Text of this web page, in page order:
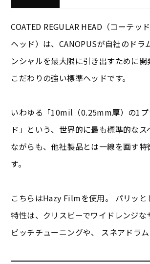
COATED REGULAR HEAD（コーテッ
ヘッド）は、CANOPUSが自社のドラ
ンシャルを最大限に引き出すために
こだわりの強い標準ヘッドです。
いわゆる「10mil（0.25mm厚）の1プ
ド」という、世界的に最も標準的なス
ながらも、他社製品とは一線を画す特
す。
こちらはHazy Filmを使用。 パリッと
特性は、クリスピーでワイドレンジな
ピッチチューニングや、 スネアドラ